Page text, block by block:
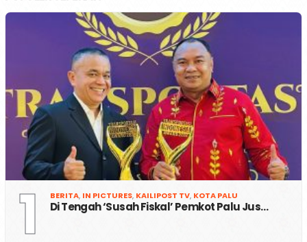
1 BERITA, IN PICTURES, KAILIPOST TV, KOTA PALU
Di Tengah ‘Susah Fiskal’ Pemkot Palu Jus…